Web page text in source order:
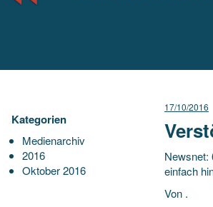
Kategorien
Medienarchiv
2016
Oktober 2016
17/10/2016
Newsnet:
einfach
Von .